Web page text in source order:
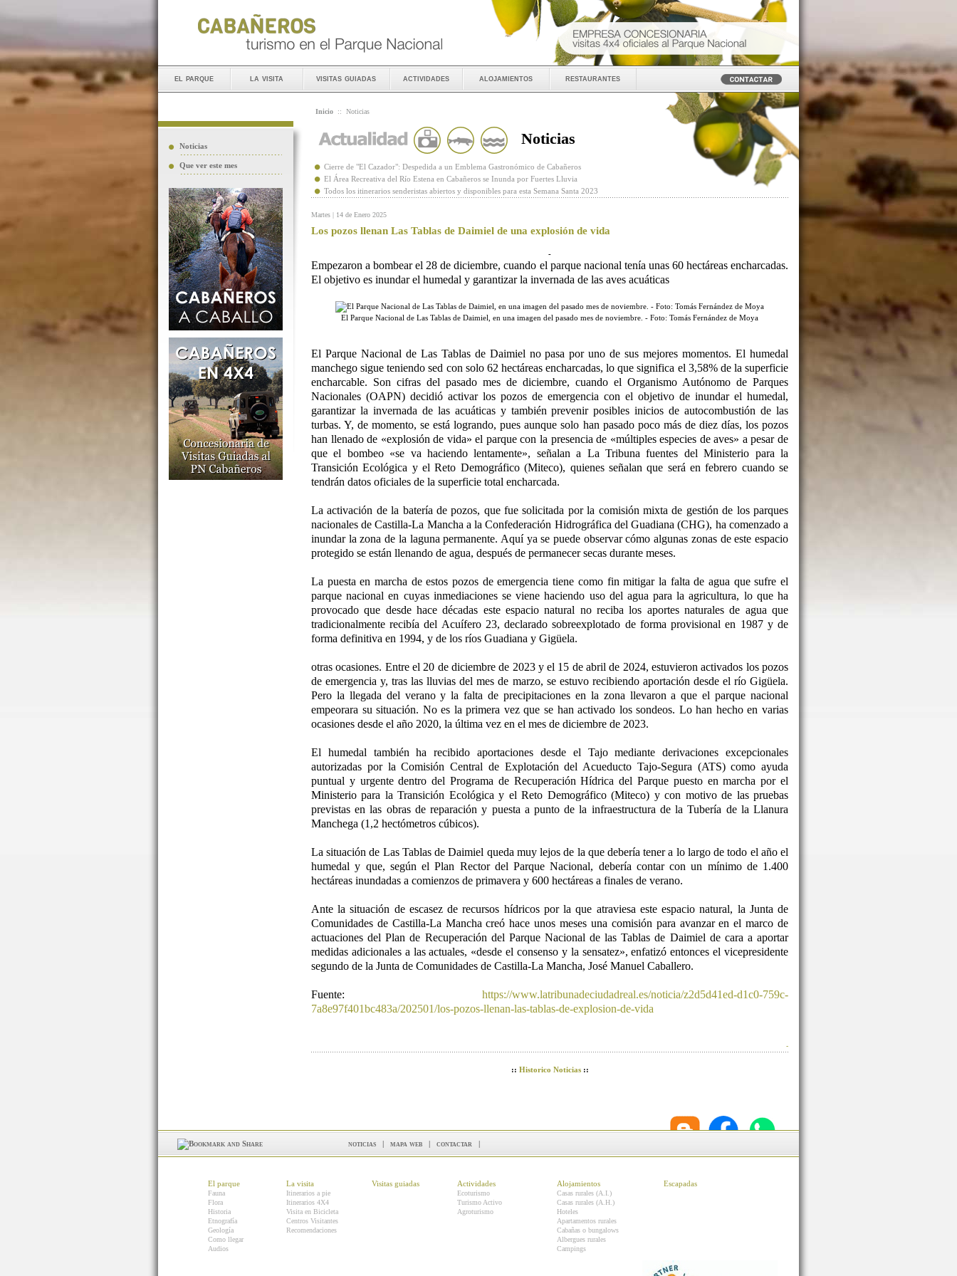
el parque la visita visitas guiadas actividades alojamientos restaurantes
Noticias
Que ver este mes
Inicio :: Noticias
Noticias
Cierre de "El Cazador": Despedida a un Emblema Gastronómico de Cabañeros
El Área Recreativa del Río Estena en Cabañeros se Inunda por Fuertes Lluvia
Todos los itinerarios senderistas abiertos y disponibles para esta Semana Santa 2023
Martes | 14 de Enero 2025
Los pozos llenan Las Tablas de Daimiel de una explosión de vida
-
Empezaron a bombear el 28 de diciembre, cuando el parque nacional tenía unas 60 hectáreas encharcadas.
El objetivo es inundar el humedal y garantizar la invernada de las aves acuáticas
El Parque Nacional de Las Tablas de Daimiel, en una imagen del pasado mes de noviembre. - Foto: Tomás Fernández de Moya
El Parque Nacional de Las Tablas de Daimiel no pasa por uno de sus mejores momentos. El humedal
manchego sigue teniendo sed con solo 62 hectáreas encharcadas, lo que significa el 3,58% de la superficie
encharcable. Son cifras del pasado mes de diciembre, cuando el Organismo Autónomo de Parques
Nacionales (OAPN) decidió activar los pozos de emergencia con el objetivo de inundar el humedal,
garantizar la invernada de las acuáticas y también prevenir posibles inicios de autocombustión de las
turbas. Y, de momento, se está logrando, pues aunque solo han pasado poco más de diez días, los pozos
han llenado de «explosión de vida» el parque con la presencia de «múltiples especies de aves» a pesar de
que el bombeo «se va haciendo lentamente», señalan a La Tribuna fuentes del Ministerio para la
Transición Ecológica y el Reto Demográfico (Miteco), quienes señalan que será en febrero cuando se
tendrán datos oficiales de la superficie total encharcada.
La activación de la batería de pozos, que fue solicitada por la comisión mixta de gestión de los parques
nacionales de Castilla-La Mancha a la Confederación Hidrográfica del Guadiana (CHG), ha comenzado a
inundar la zona de la laguna permanente. Aquí ya se puede observar cómo algunas zonas de este espacio
protegido se están llenando de agua, después de permanecer secas durante meses.
La puesta en marcha de estos pozos de emergencia tiene como fin mitigar la falta de agua que sufre el
parque nacional en cuyas inmediaciones se viene haciendo uso del agua para la agricultura, lo que ha
provocado que desde hace décadas este espacio natural no reciba los aportes naturales de agua que
tradicionalmente recibía del Acuífero 23, declarado sobreexplotado de forma provisional en 1987 y de
forma definitiva en 1994, y de los ríos Guadiana y Gigüela.
otras ocasiones. Entre el 20 de diciembre de 2023 y el 15 de abril de 2024, estuvieron activados los pozos
de emergencia y, tras las lluvias del mes de marzo, se estuvo recibiendo aportación desde el río Gigüela.
Pero la llegada del verano y la falta de precipitaciones en la zona llevaron a que el parque nacional
empeorara su situación. No es la primera vez que se han activado los sondeos. Lo han hecho en varias
ocasiones desde el año 2020, la última vez en el mes de diciembre de 2023.
El humedal también ha recibido aportaciones desde el Tajo mediante derivaciones excepcionales
autorizadas por la Comisión Central de Explotación del Acueducto Tajo-Segura (ATS) como ayuda
puntual y urgente dentro del Programa de Recuperación Hídrica del Parque puesto en marcha por el
Ministerio para la Transición Ecológica y el Reto Demográfico (Miteco) y con motivo de las pruebas
previstas en las obras de reparación y puesta a punto de la infraestructura de la Tubería de la Llanura
Manchega (1,2 hectómetros cúbicos).
La situación de Las Tablas de Daimiel queda muy lejos de la que debería tener a lo largo de todo el año el
humedal y que, según el Plan Rector del Parque Nacional, debería contar con un mínimo de 1.400
hectáreas inundadas a comienzos de primavera y 600 hectáreas a finales de verano.
Ante la situación de escasez de recursos hídricos por la que atraviesa este espacio natural, la Junta de
Comunidades de Castilla-La Mancha creó hace unos meses una comisión para avanzar en el marco de
actuaciones del Plan de Recuperación del Parque Nacional de las Tablas de Daimiel de cara a aportar
medidas adicionales a las actuales, «desde el consenso y la sensatez», enfatizó entonces el vicepresidente
segundo de la Junta de Comunidades de Castilla-La Mancha, José Manuel Caballero.
Fuente: https://www.latribunadeciudadreal.es/noticia/z2d5d41ed-d1c0-759c-
7a8e97f401bc483a/202501/los-pozos-llenan-las-tablas-de-explosion-de-vida
-
:: Historico Noticias::
noticias | mapa web | contactar |
El parque
Fauna
Flora
Historia
Etnografía
Geología
Como llegar
Audios
La visita
Itinerarios a pie
Itinerarios 4X4
Visita en Bicicleta
Centros Visitantes
Recomendaciones
Visitas guiadas Actividades
Ecoturismo
Turismo Activo
Agroturismo
Alojamientos
Casas rurales (A.I.)
Casas rurales (A.H.)
Hoteles
Apartamentos rurales
Cabañas o bungalows
Albergues rurales
Campings
Escapadas